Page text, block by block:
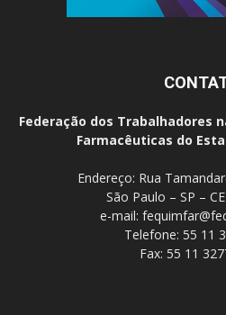
Federação dos Trabalhadores
Farmacêuticas do
Endereço: Rua
São Paulo – SP –
e-mail:
Telefone: 55 11
Fax: 55 11